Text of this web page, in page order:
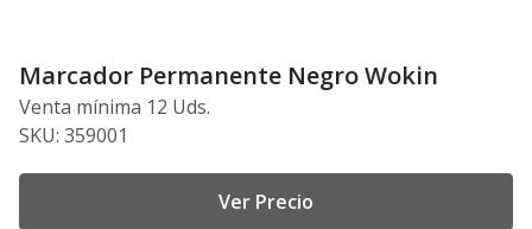
Marcador Permanente Negro Wokin
Venta mínima 12 Uds.
SKU: 359001
Ver Precio